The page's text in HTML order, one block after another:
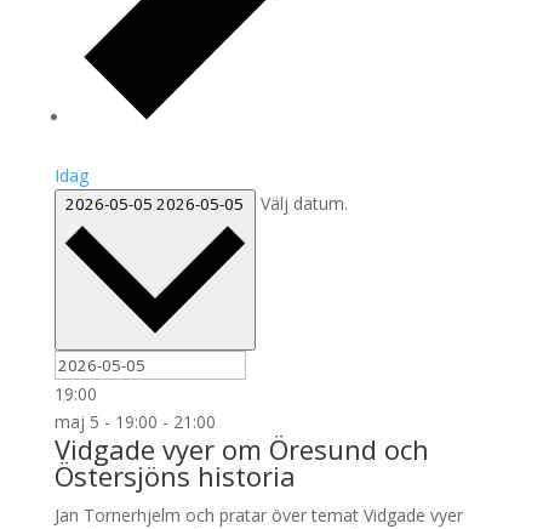
Idag
2026-05-052026-05-05 Välj datum.
19:00
maj 5 - 19:00 - 21:00
Vidgade vyer om Öresund och
Östersjöns historia
Jan Tornerhjelm och pratar över temat Vidgade vyer